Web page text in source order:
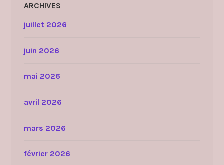
ARCHIVES
juillet 2026
juin 2026
mai 2026
avril 2026
mars 2026
février 2026